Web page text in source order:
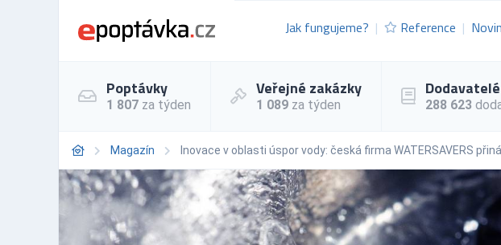
Jak fungujeme? Reference
Poptávky
1 807 za týden
Veřejné zakázky
1 089 za týden
Dodavatelé
288 623
Magazín Inovace v oblasti úspor vody: česká firma WATERSAVERS